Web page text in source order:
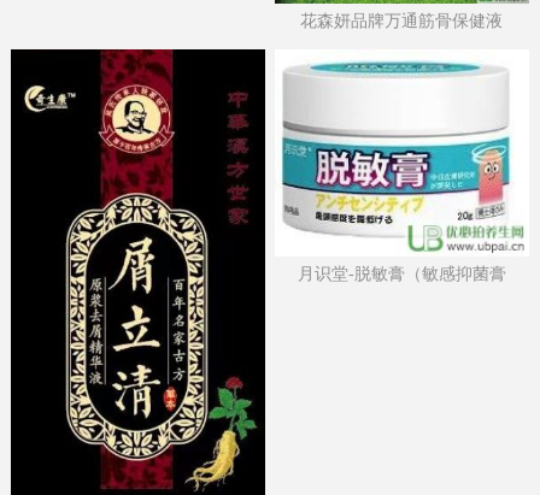
花森妍品牌万通筋骨保健液
月识堂-脱敏膏（敏感抑菌膏